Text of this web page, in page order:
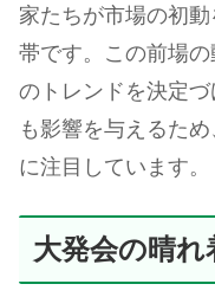
家たちが市場の初
帯です。この前場
のトレンドを決定
も影響を与えるた
に注目しています。
大発会の晴れ